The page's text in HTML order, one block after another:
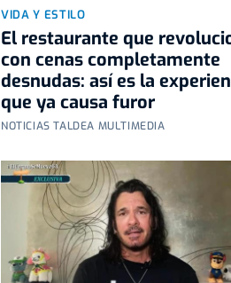
VIDA Y ESTILO
El restaurante que
con cenas completamente
desnudas: así es la
que ya causa furor
NOTICIAS TALDEA MULTIMEDIA